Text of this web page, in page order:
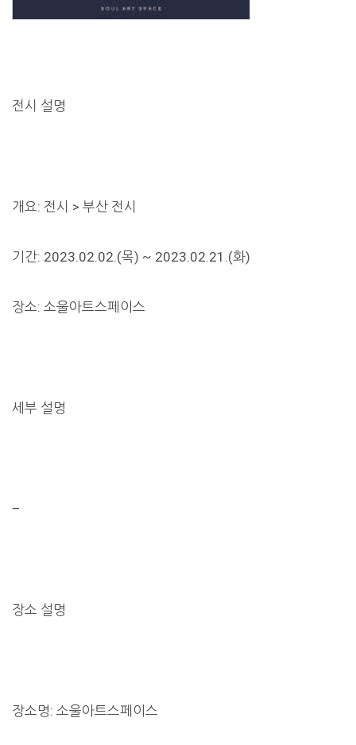
전시 설명
개요: 전시 > 부산 전시
기간: 2023.02.02.(목) ~ 2023.02.21.(화)
장소: 소울아트스페이스
세부 설명
–
장소 설명
장소명: 소울아트스페이스